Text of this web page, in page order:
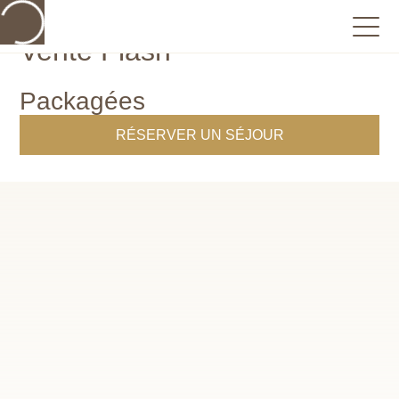
Vente Flash
Packagées
RÉSERVER UN SÉJOUR